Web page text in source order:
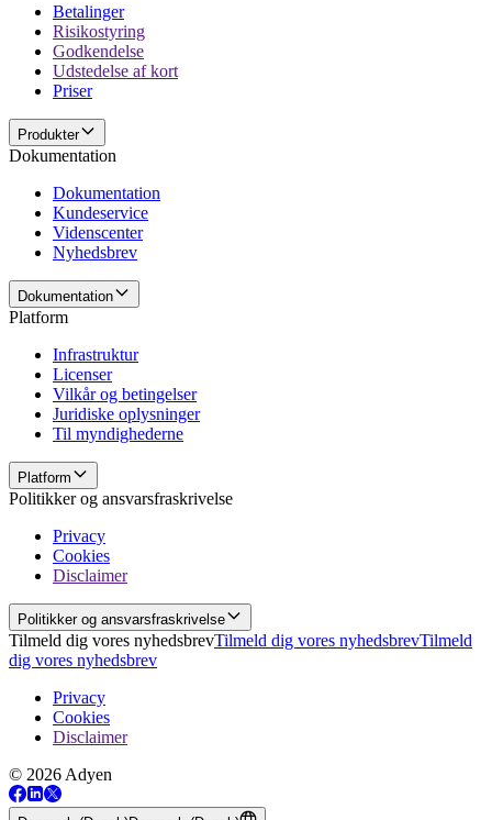
Betalinger
Risikostyring
Godkendelse
Udstedelse af kort
Priser
Produkter
Dokumentation
Dokumentation
Kundeservice
Videnscenter
Nyhedsbrev
Dokumentation
Platform
Infrastruktur
Licenser
Vilkår og betingelser
Juridiske oplysninger
Til myndighederne
Platform
Politikker og ansvarsfraskrivelse
Privacy
Cookies
Disclaimer
Politikker og ansvarsfraskrivelse
Tilmeld dig vores nyhedsbrevTilmeld dig vores nyhedsbrevTilmeld
dig vores nyhedsbrev
Privacy
Cookies
Disclaimer
© 2026 Adyen